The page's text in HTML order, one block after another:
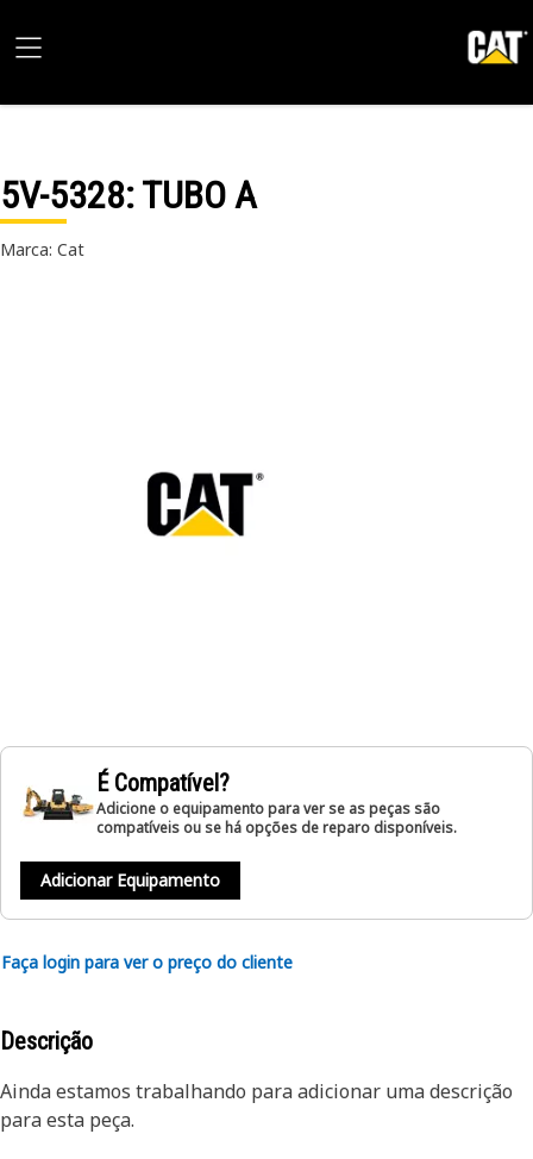
5V-5328: TUBO A
Marca: Cat
É Compatível?
Adicione o equipamento para ver se as peças são
compatíveis ou se há opções de reparo disponíveis.
Adicionar Equipamento
Faça login para ver o preço do cliente
Descrição
Ainda estamos trabalhando para adicionar uma descrição
para esta peça.